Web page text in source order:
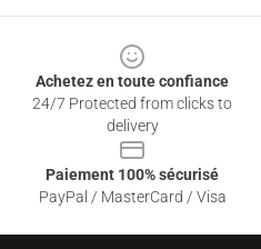
Achetez en toute confiance
24/7 Protected from clicks to
delivery
Paiement 100% sécurisé
PayPal / MasterCard / Visa